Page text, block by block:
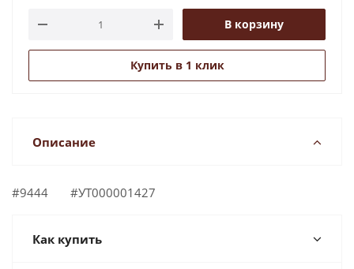
В корзину
Купить в 1 клик
Описание
#9444 #УТ000001427
Как купить